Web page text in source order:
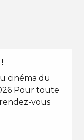
cinéma du
Pour toute
vous